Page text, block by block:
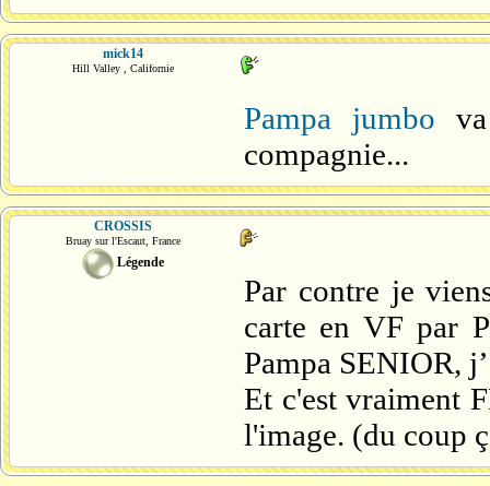
mick14
Hill Valley , Californie
Pampa jumbo
compagnie...
CROSSIS
Bruay sur l'Escaut, France
Légende
Par contre je
carte en VF par
Pampa SENIOR,
Et c'est vraiment
l'image. (du coup